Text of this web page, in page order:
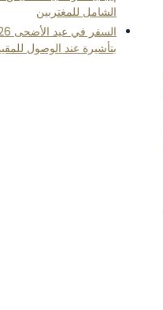
الشامل للمغتربين
بتأشيرة عند الوصول